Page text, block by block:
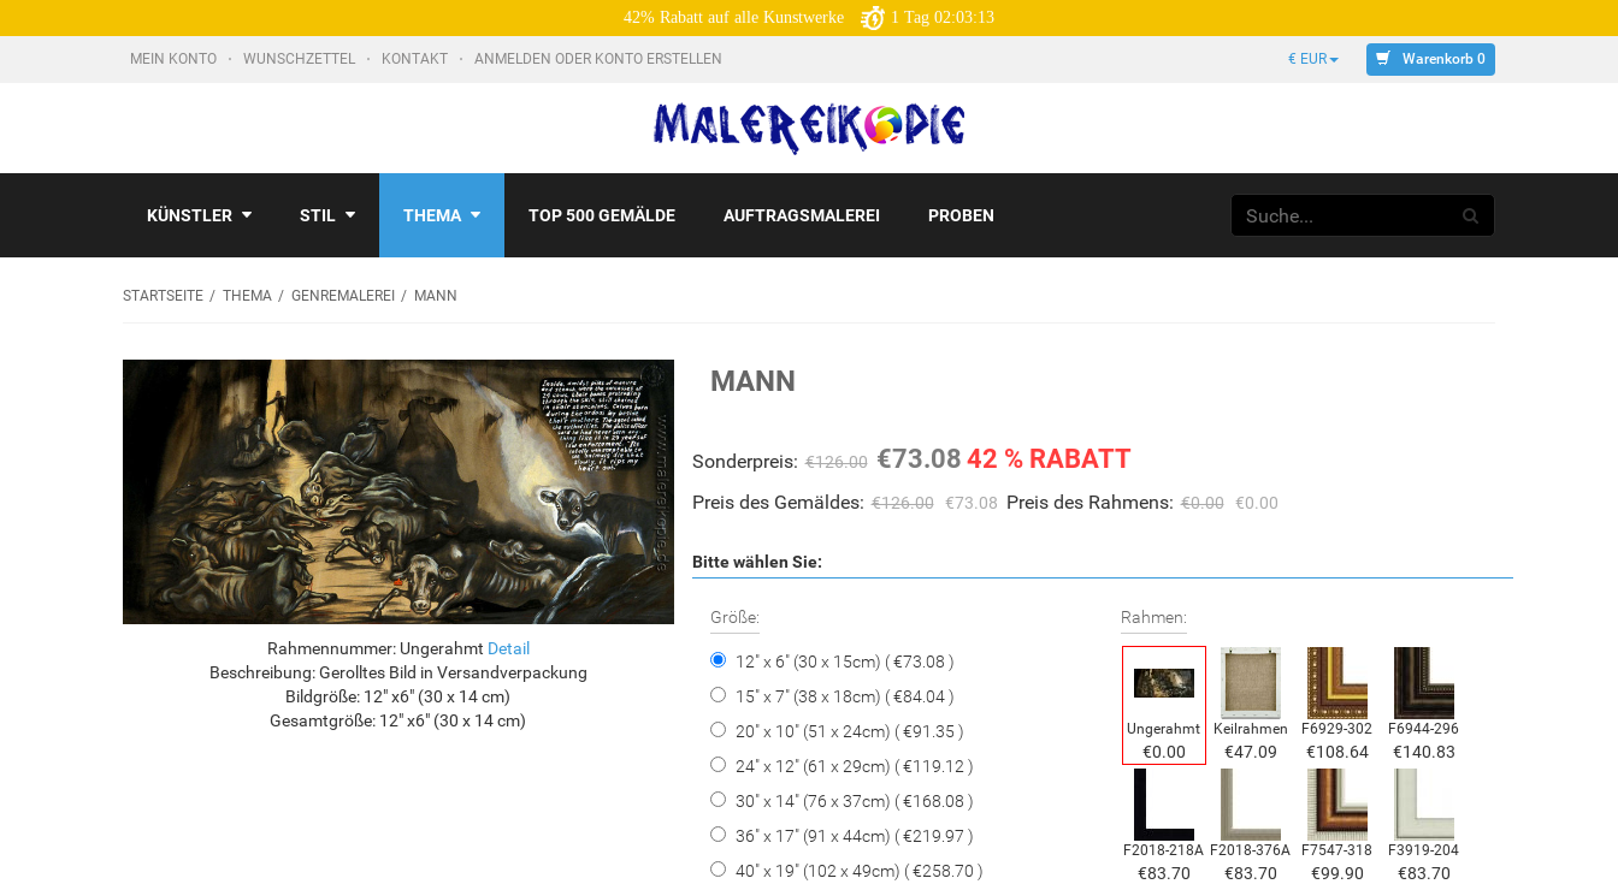
42% Rabatt auf alle Kunstwerke 1 Tag 02:03:12
MEIN KONTO WUNSCHZETTEL KONTAKT ANMELDEN ODER KONTO ERSTELLEN € EUR Warenkorb 0
KÜNSTLER STIL THEMA TOP 500 GEMÄLDE AUFTRAGSMALEREI PROBEN
STARTSEITE THEMA GENREMALEREI MANN
Rahmennummer: Ungerahmt Detail
Beschreibung: Gerolltes Bild in Versandverpackung
Bildgröße: 12" x6" (30 x 14 cm)
Gesamtgröße: 12" x6" (30 x 14 cm)
MANN
Sonderpreis: €126.00 €73.08 42 % RABATT
Preis des Gemäldes: €126.00 €73.08 Preis des Rahmens: €0.00 €0.00
Bitte wählen Sie:
Größe:
12" x 6" (30 x 15cm) ( €73.08 )
15" x 7" (38 x 18cm) ( €84.04 )
20" x 10" (51 x 24cm) ( €91.35 )
24" x 12" (61 x 29cm) ( €119.12 )
30" x 14" (76 x 37cm) ( €168.08 )
36" x 17" (91 x 44cm) ( €219.97 )
40" x 19" (102 x 49cm) ( €258.70 )
Rahmen:
Ungerahmt
€0.00
Keilrahmen
€47.09
F6929-302
€108.64
F6944-296
€140.83
F2018-218A
€83.70
F2018-376A
€83.70
F7547-318
€99.90
F3919-204
€83.70